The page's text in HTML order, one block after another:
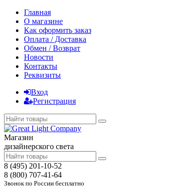
Главная
О магазине
Как оформить заказ
Оплата / Доставка
Обмен / Возврат
Новости
Контакты
Реквизиты
Вход
Регистрация
Магазин
дизайнерского света
8 (495) 201-10-52
8 (800) 707-41-64
Звонок по России бесплатно